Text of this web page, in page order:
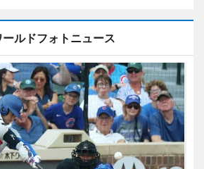
ールドフォトニュース